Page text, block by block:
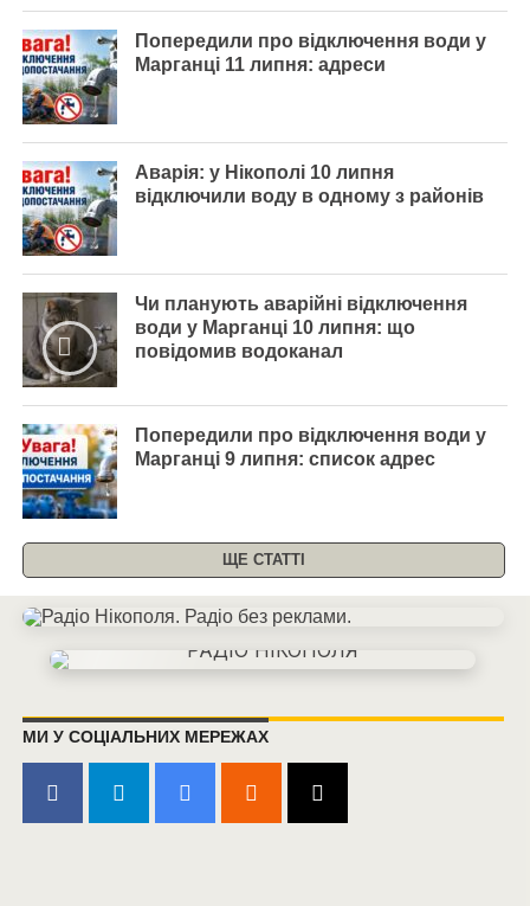
Попередили про відключення води у
Марганці 11 липня: адреси
Аварія: у Нікополі 10 липня
відключили воду в одному з районів
Чи планують аварійні відключення
води у Марганці 10 липня: що
повідомив водоканал
Попередили про відключення води у
Марганці 9 липня: список адрес
ЩЕ СТАТТІ
МИ У СОЦІАЛЬНИХ МЕРЕЖАХ